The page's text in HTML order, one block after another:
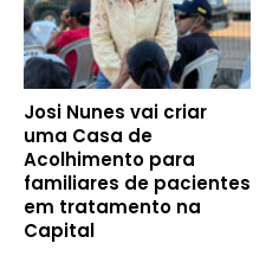
Josi Nunes vai criar
uma Casa de
Acolhimento para
familiares de pacientes
em tratamento na
Capital